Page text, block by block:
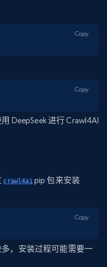
Copy
Copy
DeepSeek 进行 Crawl4AI
crawl4aipip 包来安装
Copy
，安装过程可能需要一